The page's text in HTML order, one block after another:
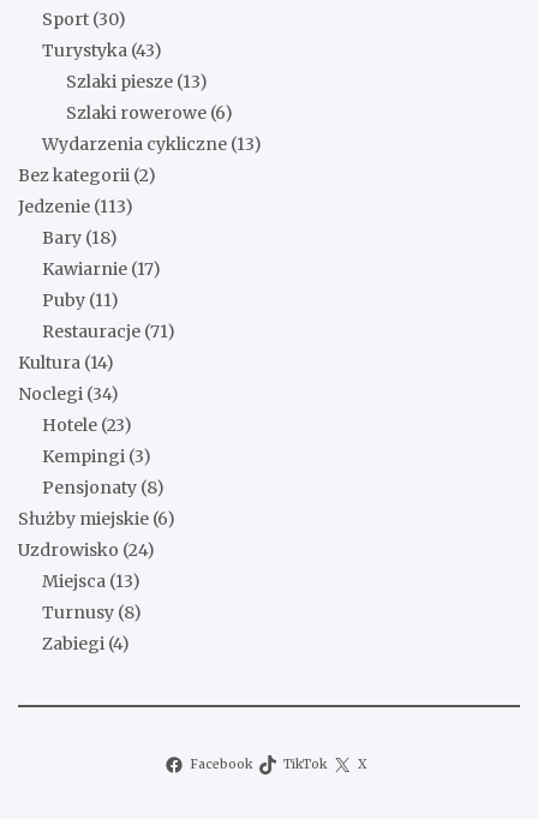
Sport (30)
Turystyka (43)
Szlaki piesze (13)
Szlaki rowerowe (6)
Wydarzenia cykliczne (13)
Bez kategorii (2)
Jedzenie (113)
Bary (18)
Kawiarnie (17)
Puby (11)
Restauracje (71)
Kultura (14)
Noclegi (34)
Hotele (23)
Kempingi (3)
Pensjonaty (8)
Służby miejskie (6)
Uzdrowisko (24)
Miejsca (13)
Turnusy (8)
Zabiegi (4)
Facebook TikTok X